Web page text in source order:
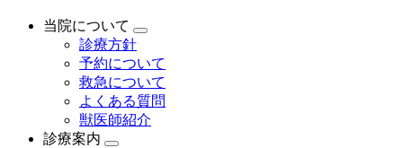
当院について
診療方針
予約について
救急について
よくある質問
獣医師紹介
診療案内